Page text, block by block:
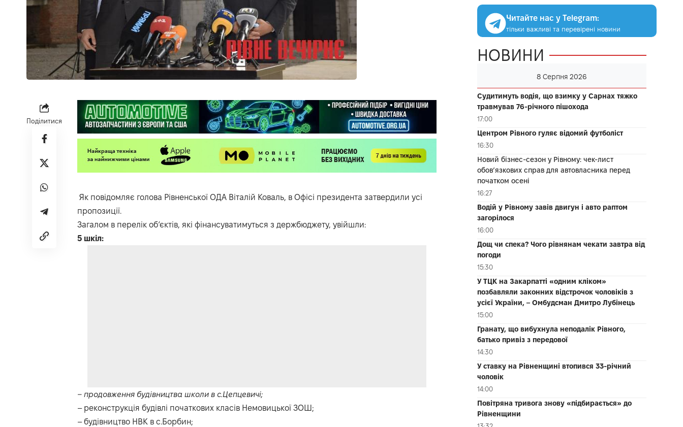
Поділитися
Як повідомляє голова Рівненської ОДА Віталій Коваль, в Офісі президента затвердили усі
пропозиції.
Загалом в перелік об‘єктів, які фінансуватимуться з держбюджету, увійшли:
5 шкіл:
– продовження будівництва школи в с.Цепцевичі;
– реконструкція будівлі початкових класів Немовицької ЗОШ;
– будівництво НВК в с.Борбин;
Читайте нас у Telegram:
тільки важливі та перевірені новини
НОВИНИ
8 Серпня 2026
Судитимуть водія, що взимку у Сарнах тяжко
травмував 76-річного пішохода
17:00
Центром Рівного гуляє відомий футболіст
16:30
Новий бізнес-сезон у Рівному: чек-лист
обов’язкових справ для автовласника перед
початком осені
16:27
Водій у Рівному завів двигун і авто раптом
загорілося
16:00
Дощ чи спека? Чого рівнянам чекати завтра від
погоди
15:30
У ТЦК на Закарпатті «одним кліком»
позбавляли законних відстрочок чоловіків з
усієї України, – Омбудсман Дмитро Лубінець
15:00
Гранату, що вибухнула неподалік Рівного,
батько привіз з передової
14:30
У ставку на Рівненщині втопився 33-річний
чоловік
14:00
Повітряна тривога знову «підбирається» до
Рівненщини